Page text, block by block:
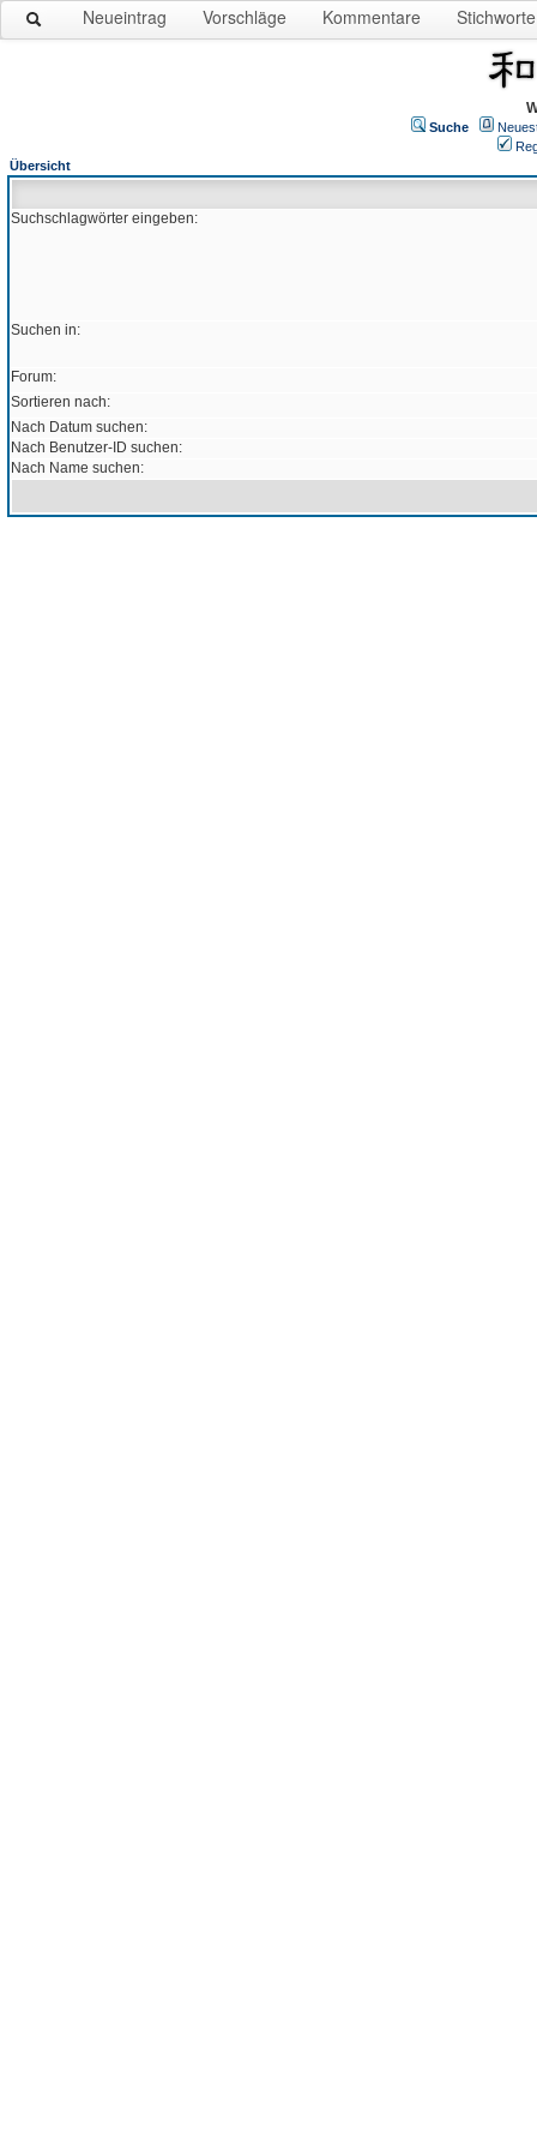
Neueintrag Vorschläge Kommentare Stichworte
Suche
Übersicht
Suchschlagwörter eingeben:
Suchen in:
Forum:
Sortieren nach:
Nach Datum suchen:
Nach Benutzer-ID suchen:
Nach Name suchen: